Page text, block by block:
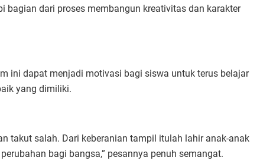
bagian dari proses membangun kreativitas dan karakter
ini dapat menjadi motivasi bagi siswa untuk terus belajar
yang dimiliki.
takut salah. Dari keberanian tampil itulah lahir anak-anak
bagi bangsa,” pesannya penuh semangat.